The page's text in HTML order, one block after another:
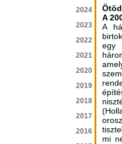
2024
2023
2022
2021
2020
2019
2018
2017
2016
A
A
egy
mi